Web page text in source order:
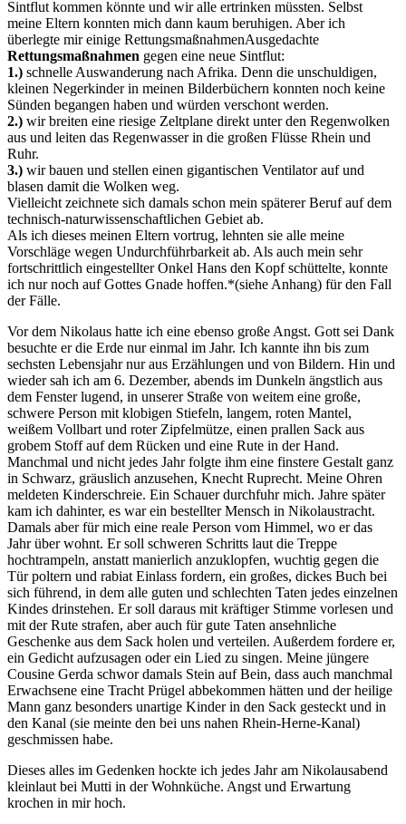
Sintflut kommen könnte und wir alle ertrinken müssten. Selbst
meine Eltern konnten mich dann kaum beruhigen. Aber ich
überlegte mir einige RettungsmaßnahmenAusgedachte
Rettungsmaßnahmen gegen eine neue Sintflut:
1.) schnelle Auswanderung nach Afrika. Denn die unschuldigen,
kleinen Negerkinder in meinen Bilderbüchern konnten noch keine
Sünden begangen haben und würden verschont werden.
2.) wir breiten eine riesige Zeltplane direkt unter den Regenwolken
aus und leiten das Regenwasser in die großen Flüsse Rhein und
Ruhr.
3.) wir bauen und stellen einen gigantischen Ventilator auf und
blasen damit die Wolken weg.
Vielleicht zeichnete sich damals schon mein späterer Beruf auf dem
technisch-naturwissenschaftlichen Gebiet ab.
Als ich dieses meinen Eltern vortrug, lehnten sie alle meine
Vorschläge wegen Undurchführbarkeit ab. Als auch mein sehr
fortschrittlich eingestellter Onkel Hans den Kopf schüttelte, konnte
ich nur noch auf Gottes Gnade hoffen.*(siehe Anhang) für den Fall
der Fälle.
Vor dem Nikolaus hatte ich eine ebenso große Angst. Gott sei Dank
besuchte er die Erde nur einmal im Jahr. Ich kannte ihn bis zum
sechsten Lebensjahr nur aus Erzählungen und von Bildern. Hin und
wieder sah ich am 6. Dezember, abends im Dunkeln ängstlich aus
dem Fenster lugend, in unserer Straße von weitem eine große,
schwere Person mit klobigen Stiefeln, langem, roten Mantel,
weißem Vollbart und roter Zipfelmütze, einen prallen Sack aus
grobem Stoff auf dem Rücken und eine Rute in der Hand.
Manchmal und nicht jedes Jahr folgte ihm eine finstere Gestalt ganz
in Schwarz, gräuslich anzusehen, Knecht Ruprecht. Meine Ohren
meldeten Kinderschreie. Ein Schauer durchfuhr mich. Jahre später
kam ich dahinter, es war ein bestellter Mensch in Nikolaustracht.
Damals aber für mich eine reale Person vom Himmel, wo er das
Jahr über wohnt. Er soll schweren Schritts laut die Treppe
hochtrampeln, anstatt manierlich anzuklopfen, wuchtig gegen die
Tür poltern und rabiat Einlass fordern, ein großes, dickes Buch bei
sich führend, in dem alle guten und schlechten Taten jedes einzelnen
Kindes drinstehen. Er soll daraus mit kräftiger Stimme vorlesen und
mit der Rute strafen, aber auch für gute Taten ansehnliche
Geschenke aus dem Sack holen und verteilen. Außerdem fordere er,
ein Gedicht aufzusagen oder ein Lied zu singen. Meine jüngere
Cousine Gerda schwor damals Stein auf Bein, dass auch manchmal
Erwachsene eine Tracht Prügel abbekommen hätten und der heilige
Mann ganz besonders unartige Kinder in den Sack gesteckt und in
den Kanal (sie meinte den bei uns nahen Rhein-Herne-Kanal)
geschmissen habe.
Dieses alles im Gedenken hockte ich jedes Jahr am Nikolausabend
kleinlaut bei Mutti in der Wohnküche. Angst und Erwartung
krochen in mir hoch.